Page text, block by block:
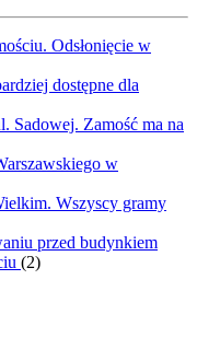
Odsłonięcie w
dostępne dla
Sadowej. Zamość ma na
w
Wszyscy gramy
przed budynkiem
(2)